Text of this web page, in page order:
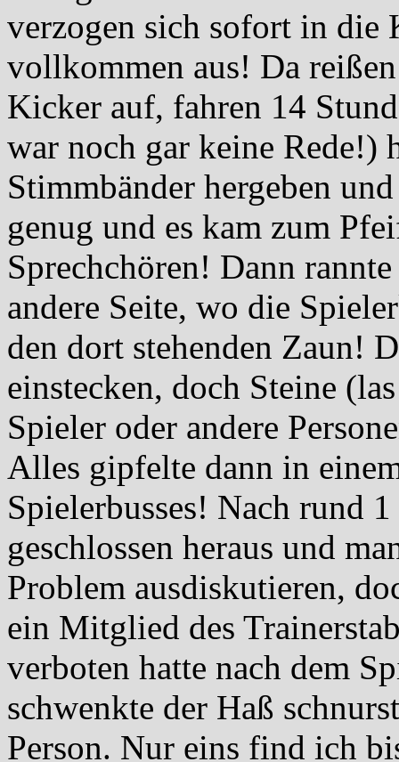
verzogen sich sofort in die
vollkommen aus! Da
Kicker auf, fahren 14
war noch gar keine Rede!)
Stimmbänder hergeben
genug und es kam zum
Sprechchören! Dann
andere Seite, wo die
den dort stehenden Zaun!
einstecken, doch Steine
Spieler oder andere
Alles gipfelte dann in
Spielerbusses! Nach rund
geschlossen heraus und
Problem ausdiskutieren,
ein Mitglied des
verboten hatte nach dem
schwenkte der Haß
Person. Nur eins find ich